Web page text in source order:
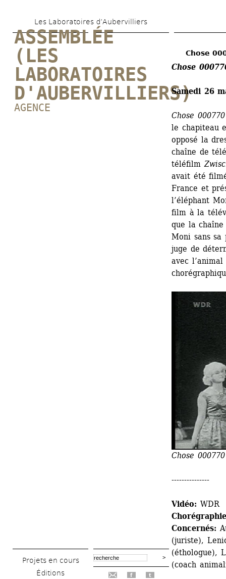
au
contenu
Les Laboratoires d’Aubervilliers
ASSEMBLÉE
(LES
LABORATOIRES
D'AUBERVILLIERS)
AGENCE
Projets en cours
Éditions
f t
Chose
Chose
Samedi 26
Chose
le chapiteau
opposé la
chaîne de
téléfilm
avait été
France et
l’éléphant
film à la
que la
Moni sans sa
juge de
avec
Chose
---------------
Vidéo: WDR
Concernés:
(juriste),
(éthologue),
(coach